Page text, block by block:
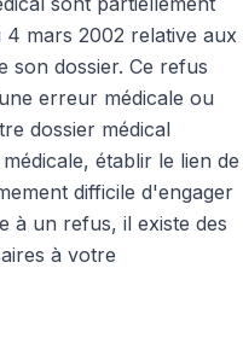
4 mars 2002 relative aux
son dossier. Ce refus
erreur médicale ou
dossier médical
établir le lien de
difficile d'engager
à un refus, il existe des
à votre